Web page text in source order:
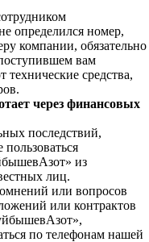
определился номер,
компании, обязательно
вам
средства,
через финансовых
последствий,
из
лиц.
или вопросов
или контрактов
по телефонам нашей